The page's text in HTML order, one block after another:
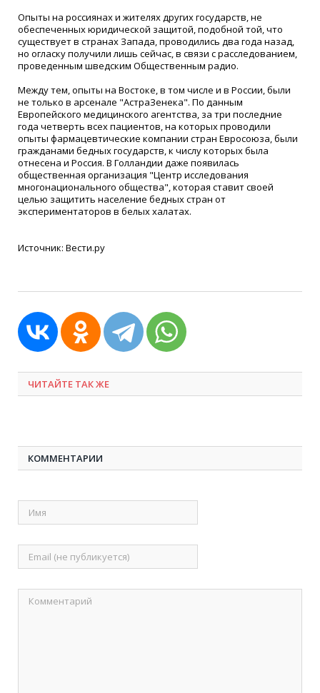
Опыты на россиянах и жителях других государств, не
обеспеченных юридической защитой, подобной той, что
существует в странах Запада, проводились два года назад,
но огласку получили лишь сейчас, в связи с расследованием,
проведенным шведским Общественным радио.
Между тем, опыты на Востоке, в том числе и в России, были
не только в арсенале "АстраЗенека". По данным
Европейского медицинского агентства, за три последние
года четверть всех пациентов, на которых проводили
опыты фармацевтические компании стран Евросоюза, были
гражданами бедных государств, к числу которых была
отнесена и Россия. В Голландии даже появилась
общественная организация "Центр исследования
многонационального общества", которая ставит своей
целью защитить население бедных стран от
экспериментаторов в белых халатах.
Источник: Вести.ру
ЧИТАЙТЕ ТАК ЖЕ
КОММЕНТАРИИ